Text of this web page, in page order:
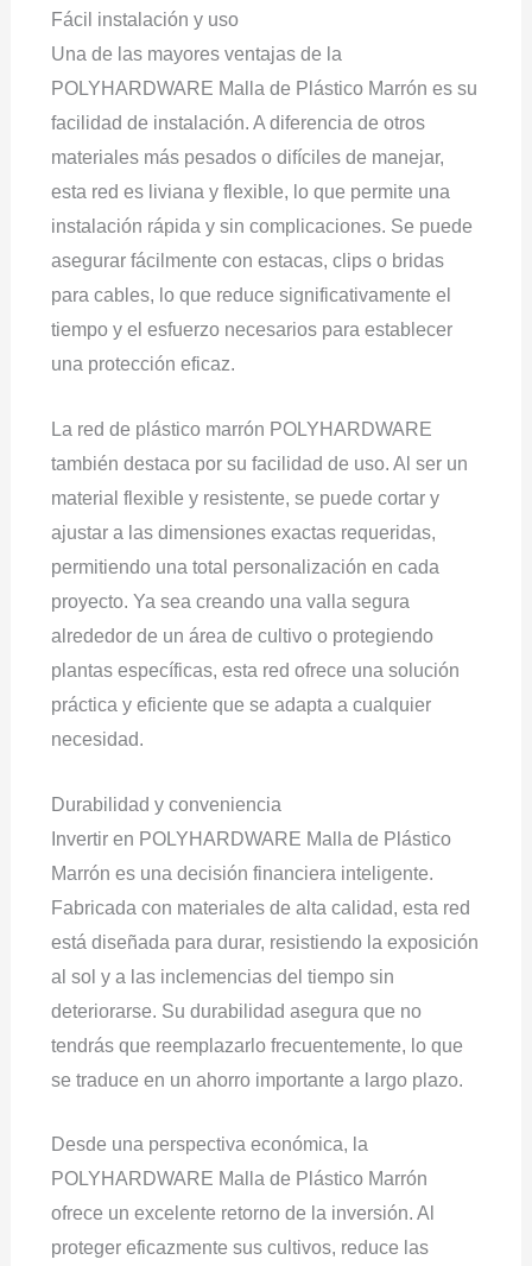
Fácil instalación y uso
Una de las mayores ventajas de la
POLYHARDWARE Malla de Plástico Marrón es su
facilidad de instalación. A diferencia de otros
materiales más pesados ​​o difíciles de manejar,
esta red es liviana y flexible, lo que permite una
instalación rápida y sin complicaciones. Se puede
asegurar fácilmente con estacas, clips o bridas
para cables, lo que reduce significativamente el
tiempo y el esfuerzo necesarios para establecer
una protección eficaz.
La red de plástico marrón POLYHARDWARE
también destaca por su facilidad de uso. Al ser un
material flexible y resistente, se puede cortar y
ajustar a las dimensiones exactas requeridas,
permitiendo una total personalización en cada
proyecto. Ya sea creando una valla segura
alrededor de un área de cultivo o protegiendo
plantas específicas, esta red ofrece una solución
práctica y eficiente que se adapta a cualquier
necesidad.
Durabilidad y conveniencia
Invertir en POLYHARDWARE Malla de Plástico
Marrón es una decisión financiera inteligente.
Fabricada con materiales de alta calidad, esta red
está diseñada para durar, resistiendo la exposición
al sol y a las inclemencias del tiempo sin
deteriorarse. Su durabilidad asegura que no
tendrás que reemplazarlo frecuentemente, lo que
se traduce en un ahorro importante a largo plazo.
Desde una perspectiva económica, la
POLYHARDWARE Malla de Plástico Marrón
ofrece un excelente retorno de la inversión. Al
proteger eficazmente sus cultivos, reduce las